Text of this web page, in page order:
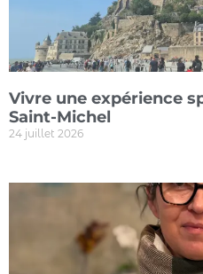
Vivre une expérience
Saint-Michel
24 juillet 2026